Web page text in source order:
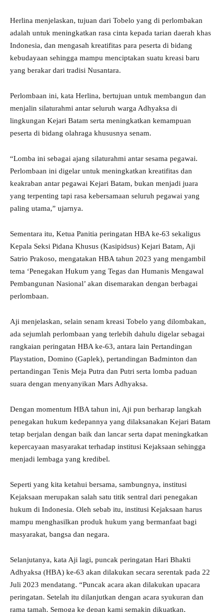
Herlina menjelaskan, tujuan dari Tobelo yang di perlombakan
adalah untuk meningkatkan rasa cinta kepada tarian daerah khas
Indonesia, dan mengasah kreatifitas para peserta di bidang
kebudayaan sehingga mampu menciptakan suatu kreasi baru
yang berakar dari tradisi Nusantara.
Perlombaan ini, kata Herlina, bertujuan untuk membangun dan
menjalin silaturahmi antar seluruh warga Adhyaksa di
lingkungan Kejari Batam serta meningkatkan kemampuan
peserta di bidang olahraga khususnya senam.
“Lomba ini sebagai ajang silaturahmi antar sesama pegawai.
Perlombaan ini digelar untuk meningkatkan kreatifitas dan
keakraban antar pegawai Kejari Batam, bukan menjadi juara
yang terpenting tapi rasa kebersamaan seluruh pegawai yang
paling utama,” ujarnya.
Sementara itu, Ketua Panitia peringatan HBA ke-63 sekaligus
Kepala Seksi Pidana Khusus (Kasipidsus) Kejari Batam, Aji
Satrio Prakoso, mengatakan HBA tahun 2023 yang mengambil
tema ‘Penegakan Hukum yang Tegas dan Humanis Mengawal
Pembangunan Nasional’ akan disemarakan dengan berbagai
perlombaan.
Aji menjelaskan, selain senam kreasi Tobelo yang dilombakan,
ada sejumlah perlombaan yang terlebih dahulu digelar sebagai
rangkaian peringatan HBA ke-63, antara lain Pertandingan
Playstation, Domino (Gaplek), pertandingan Badminton dan
pertandingan Tenis Meja Putra dan Putri serta lomba paduan
suara dengan menyanyikan Mars Adhyaksa.
Dengan momentum HBA tahun ini, Aji pun berharap langkah
penegakan hukum kedepannya yang dilaksanakan Kejari Batam
tetap berjalan dengan baik dan lancar serta dapat meningkatkan
kepercayaan masyarakat terhadap institusi Kejaksaan sehingga
menjadi lembaga yang kredibel.
Seperti yang kita ketahui bersama, sambungnya, institusi
Kejaksaan merupakan salah satu titik sentral dari penegakan
hukum di Indonesia. Oleh sebab itu, institusi Kejaksaan harus
mampu menghasilkan produk hukum yang bermanfaat bagi
masyarakat, bangsa dan negara.
Selanjutanya, kata Aji lagi, puncak peringatan Hari Bhakti
Adhyaksa (HBA) ke-63 akan dilakukan secara serentak pada 22
Juli 2023 mendatang. “Puncak acara akan dilakukan upacara
peringatan. Setelah itu dilanjutkan dengan acara syukuran dan
rama tamah. Semoga ke depan kami semakin dikuatkan,